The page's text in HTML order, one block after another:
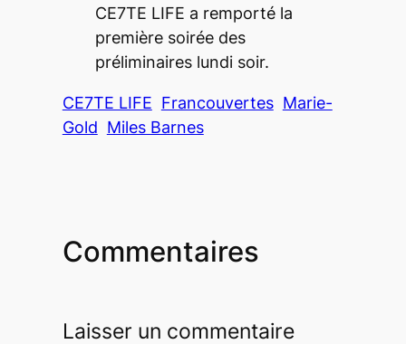
CE7TE LIFE a remporté la
première soirée des
préliminaires lundi soir.
CE7TE LIFE Francouvertes Marie-
Gold Miles Barnes
Commentaires
Laisser un commentaire